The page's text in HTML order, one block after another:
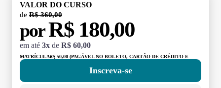
VALOR DO CURSO
de R$ 360,00
porR$ 180,00
em até 3x de R$ 60,00
MATRÍCULA:R$ 50,00 (PAGÁVEL NO BOLETO, CARTÃO DE CRÉDITO E
Inscreva-se